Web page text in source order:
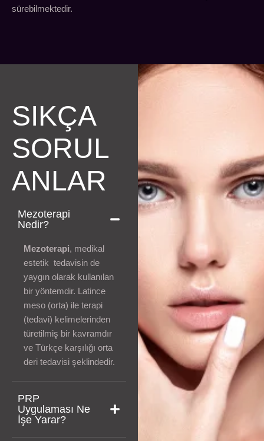
sürebilmektedir.
SIKÇA
SORUL
ANLAR
Mezoterapi
Nedir?
Mezoterapi, medikal
estetik tedavisin de
yaygın olarak kullanılan
bir yöntemdir. Latince
meso (orta) ile terapi
(tedavi) kelimelerinden
türetilmiş bir kavramdır
ve Türkçe karşılığı orta
deri tedavisi şeklindedir.
PRP
Uygulaması Ne
İşe Yarar?